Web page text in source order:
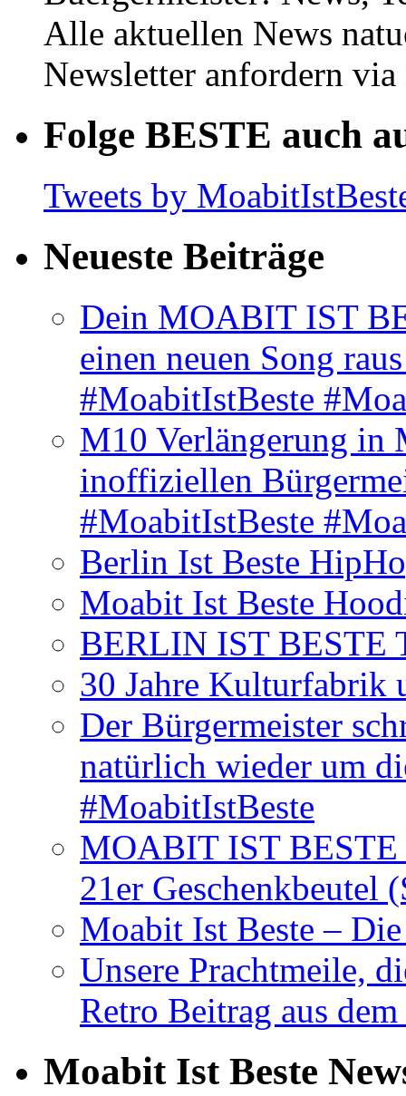
Alle aktuellen News
Newsletter anfordern
Folge BESTE auch
Tweets by
Neueste Beiträge
Dein MOABIT IST
einen neuen Song
#MoabitIstBeste
M10 Verlängerung in
inoffiziellen
#MoabitIstBeste
Berlin Ist Beste
Moabit Ist Beste
BERLIN IST BESTE
30 Jahre Kulturfabrik
Der Bürgermeister
natürlich wieder um
#MoabitIstBeste
MOABIT IST BESTE
21er Geschenkbeutel
Moabit Ist Beste –
Unsere Prachtmeile,
Retro Beitrag aus
Moabit Ist Beste